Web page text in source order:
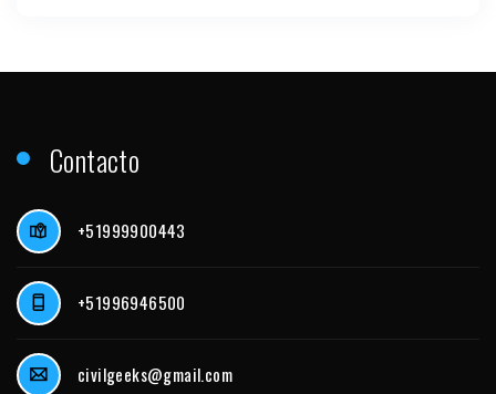
Contacto
+51999900443
+51996946500
civilgeeks@gmail.com